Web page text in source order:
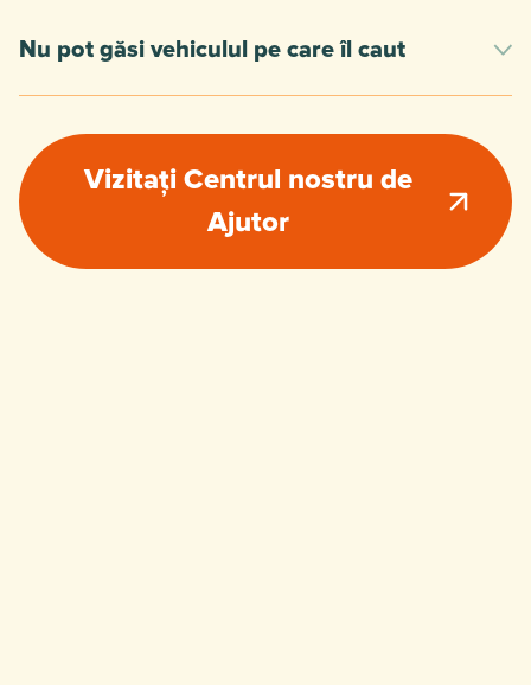
Nu pot găsi vehiculul pe care îl caut
Vizitați Centrul nostru de
Ajutor